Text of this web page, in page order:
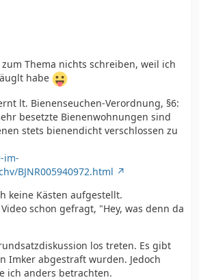
Thema nichts schreiben, weil ich
habe
lt. Bienenseuchen-Verordnung, §6:
besetzte Bienenwohnungen sind
stets bienendicht verschlossen zu
im-
BJNR005940972.html
keine Kästen aufgestellt.
schon gefragt, "Hey, was denn da
los treten. Es gibt
Imker abgestraft wurden. Jedoch
ich anders betrachten.